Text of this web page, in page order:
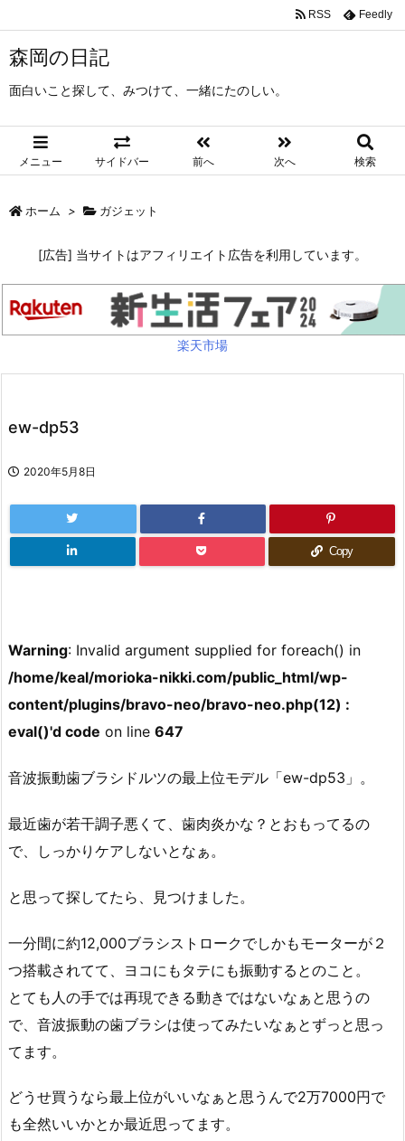
森岡の日記
面白いこと探して、みつけて、一緒にたのしい。
メニュー サイドバー 前へ 次へ 検索
RSS Feedly
ホーム > ガジェット
[広告] 当サイトはアフィリエイト広告を利用しています。
楽天市場
ew-dp53
2020年5月8日
Copy
Warning: Invalid argument supplied for foreach() in
/home/keal/morioka-nikki.com/public_html/wp-
content/plugins/bravo-neo/bravo-neo.php(12) :
eval()'d code on line 647
音波振動歯ブラシドルツの最上位モデル「ew-dp53」。
最近歯が若干調子悪くて、歯肉炎かな？とおもってるの
で、しっかりケアしないとなぁ。
と思って探してたら、見つけました。
一分間に約12,000ブラシストロークでしかもモーターが２
つ搭載されてて、ヨコにもタテにも振動するとのこと。
とても人の手では再現できる動きではないなぁと思うの
で、音波振動の歯ブラシは使ってみたいなぁとずっと思っ
てます。
どうせ買うなら最上位がいいなぁと思うんで2万7000円で
も全然いいかとか最近思ってます。